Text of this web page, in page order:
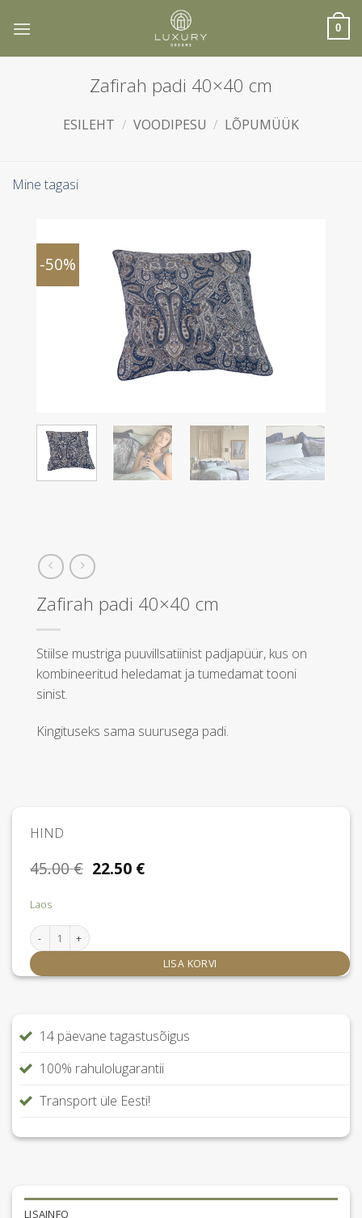
0
Zafirah padi 40×40 cm
ESILEHT / VOODIPESU / LÕPUMÜÜK
Mine tagasi
-50%
Zafirah padi 40×40 cm
Stiilse mustriga puuvillsatiinist padjapüür, kus on
kombineeritud heledamat ja tumedamat tooni
sinist.
Kingituseks sama suurusega padi.
HIND
45.00€ Algne
22.50 €Praegune
Laos
Zafirah padi 40x40 cm kogus
LISA KORVI
14 päevane tagastusõigus
100% rahulolugarantii
Transport üle Eesti!
LISAINFO